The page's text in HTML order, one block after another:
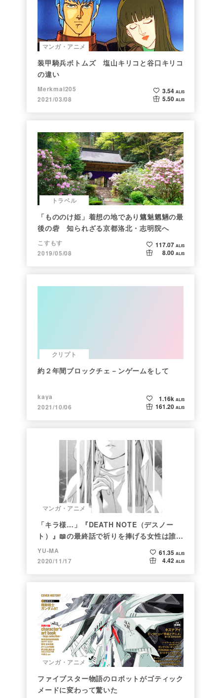
マンガ・アニメ
装甲騎兵ボトムズ 塩山キリコと谷口キリコ
の違い
Merkmal205
2021/03/08
3.54 ALIS
5.50 ALIS
トラベル
「もののけ姫」着想の地であり魑魅魍魎の最
後の砦 知られざる京都洛北・志明院へ
こすもす
2019/05/08
117.07 ALIS
8.00 ALIS
クリプト
約２年間ブロックチェ－ンゲームをして
kaya
2021/10/06
1.16k ALIS
161.20 ALIS
マンガ・アニメ
「キラ様…」『DEATH NOTE（デスノー
ト）』📖の最終話で祈りを捧げる女性は誰な
のか
YU-MA
2020/11/17
61.35 ALIS
4.42 ALIS
マンガ・アニメ
ファイブスター物語のロボットがゴティック
メードに変わって驚いた